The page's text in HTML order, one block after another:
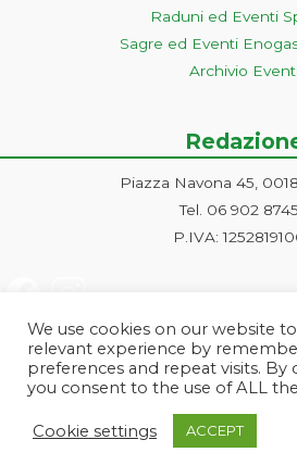
Raduni ed Eventi
Sagre ed Eventi
Archivio
Piazza Navona 45,
Tel. 06 902
P.IVA:
Roma | PI e CF: 12528191005 |
We use cookies on our website
relevant experience by
preferences and repeat visits. By
you consent to the use of ALL
Cookie settings ACCEPT